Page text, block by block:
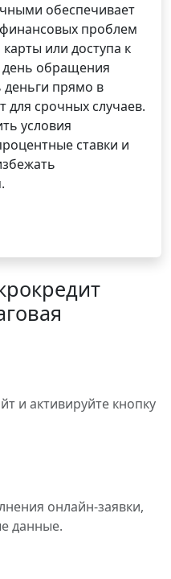
обеспечивает
проблем
или доступа к
обращения
прямо в
срочных случаев.
условия
ставки и
и активируйте кнопку
онлайн-заявки,
данные.